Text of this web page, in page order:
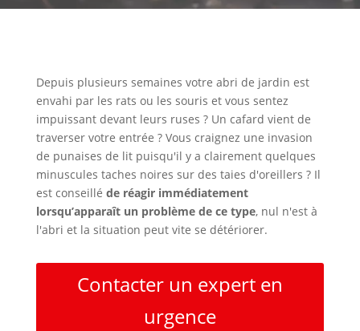
Depuis plusieurs semaines votre abri de jardin est
envahi par les rats ou les souris et vous sentez
impuissant devant leurs ruses ? Un cafard vient de
traverser votre entrée ? Vous craignez une invasion
de punaises de lit puisqu'il y a clairement quelques
minuscules taches noires sur des taies d'oreillers ? Il
est conseillé de réagir immédiatement
lorsqu’apparaît un problème de ce type, nul n'est à
l'abri et la situation peut vite se détériorer.
Contacter un expert en
urgence